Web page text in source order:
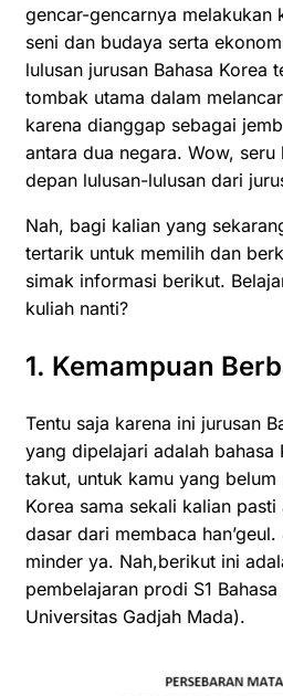
gencar-gencarnya melakukan
seni dan budaya serta
lulusan jurusan Bahasa Korea
tombak utama dalam
karena dianggap sebagai
antara dua negara. Wow, seru
depan lulusan-lulusan dari
Nah, bagi kalian yang
tertarik untuk memilih dan
simak informasi berikut.
kuliah nanti?
1. Kemampuan
Tentu saja karena ini jurusan
yang dipelajari adalah bahasa
takut, untuk kamu yang belum
Korea sama sekali kalian
dasar dari membaca
minder ya. Nah,berikut ini
pembelajaran prodi S1
Universitas Gadjah Mada).